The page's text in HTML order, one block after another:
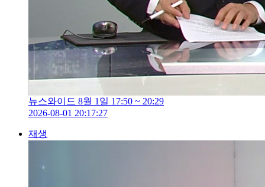
뉴스와이드 8월 1일 17:50 ~ 20:29
2026-08-01 20:17:27
재생